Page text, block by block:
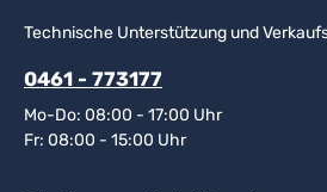
Technische Unterstützung und
0461 - 773177
Mo-Do: 08:00 - 17:00 Uhr
Fr: 08:00 - 15:00 Uhr